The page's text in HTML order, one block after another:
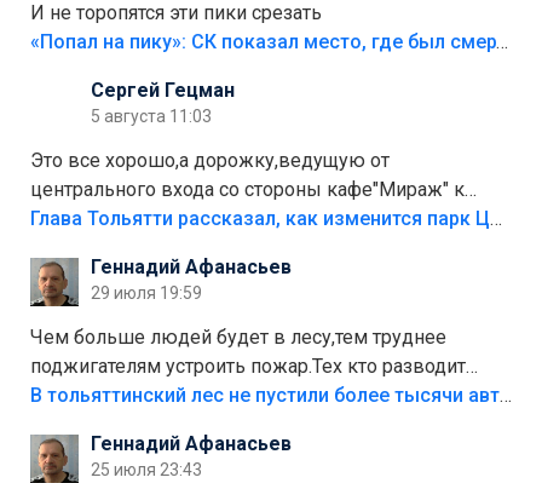
И не торопятся эти пики срезать
«Попал на пику»: СК показал место, где был смертельно травмирован ребенок в Тольятти
Сергей Гецман
5 августа 11:03
Это все хорошо,а дорожку,ведущую от
центрального входа со стороны кафе"Мираж" к
аттракционам слабо доделать?А то бордюры
лежала в парке и испортилась.Да еще,видимо,часть
украли.
Глава Тольятти рассказал, как изменится парк Центрального района
Геннадий Афанасьев
29 июля 19:59
Чем больше людей будет в лесу,тем труднее
поджигателям устроить пожар.Тех кто разводит
костры,тех надо безбожно штрафовать.Камер полно
Штрафы мизерные.
В тольяттинский лес не пустили более тысячи автомобилей
Геннадий Афанасьев
25 июля 23:43